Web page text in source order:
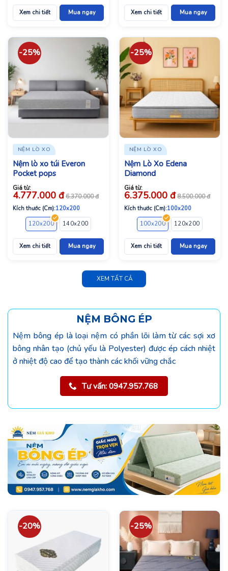
Xem chi tiết Mua ngay Xem chi tiết Mua ngay
-25%
NỆM LÒ XO
Nệm lò xo túi Everon
Pocket pops
Giá từ:
4.777.000 đ 6.370.000đ
Kích thước (Cm):120x200
120x200
140x200 180x200
Xem chi tiết Mua ngay
-25%
NỆM LÒ XO
Nệm Lò Xo Edena
Diamond
Giá từ:
6.375.000 đ 8.500.000đ
Kích thước (Cm):100x200
100x200
120x200
Xem chi tiết Mua ngay
XEM TẤT CẢ
NỆM BÔNG ÉP
Nệm bông ép là loại nệm có phần lõi làm từ các sợi xơ
bông nhân tạo (chủ yếu là Polyester) được ép cách nhiệt
ở nhiệt độ cao để tạo thành các khối vững chắc
Tư vấn: 0947.957.768
-20% -25%